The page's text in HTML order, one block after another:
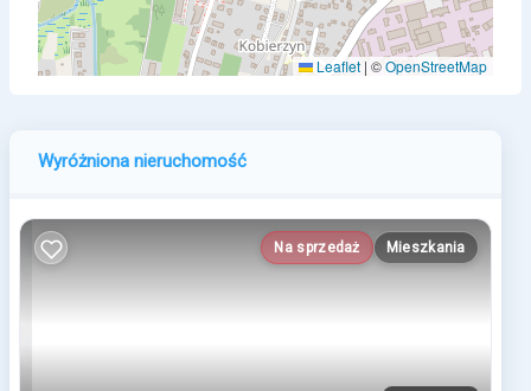
Leaflet | ©OpenStreetMap
Wyróżniona nieruchomość
Na sprzedaż Mieszkania